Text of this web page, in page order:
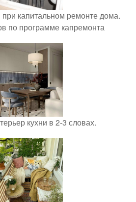
при капитальном ремонте дома.
по программе капремонта
кухни в 2-3 словах.